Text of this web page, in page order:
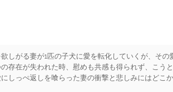
しがる妻が1匹の子犬に愛を転化していくが、そ
存在が失われた時、慰めも共感も得られず、こう
しっぺ返しを喰らった妻の衝撃と悲しみにはどこ